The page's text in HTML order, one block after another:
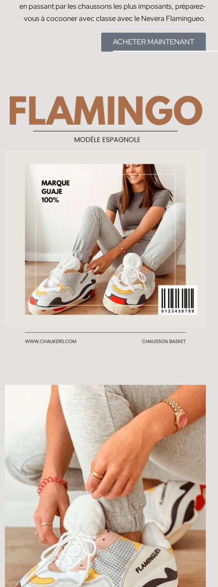
en passant par les chaussons les plus imposants, préparez-
vous à cocooner avec classe avec le Nevera Flamingueo.
ACHETER MAINTENANT